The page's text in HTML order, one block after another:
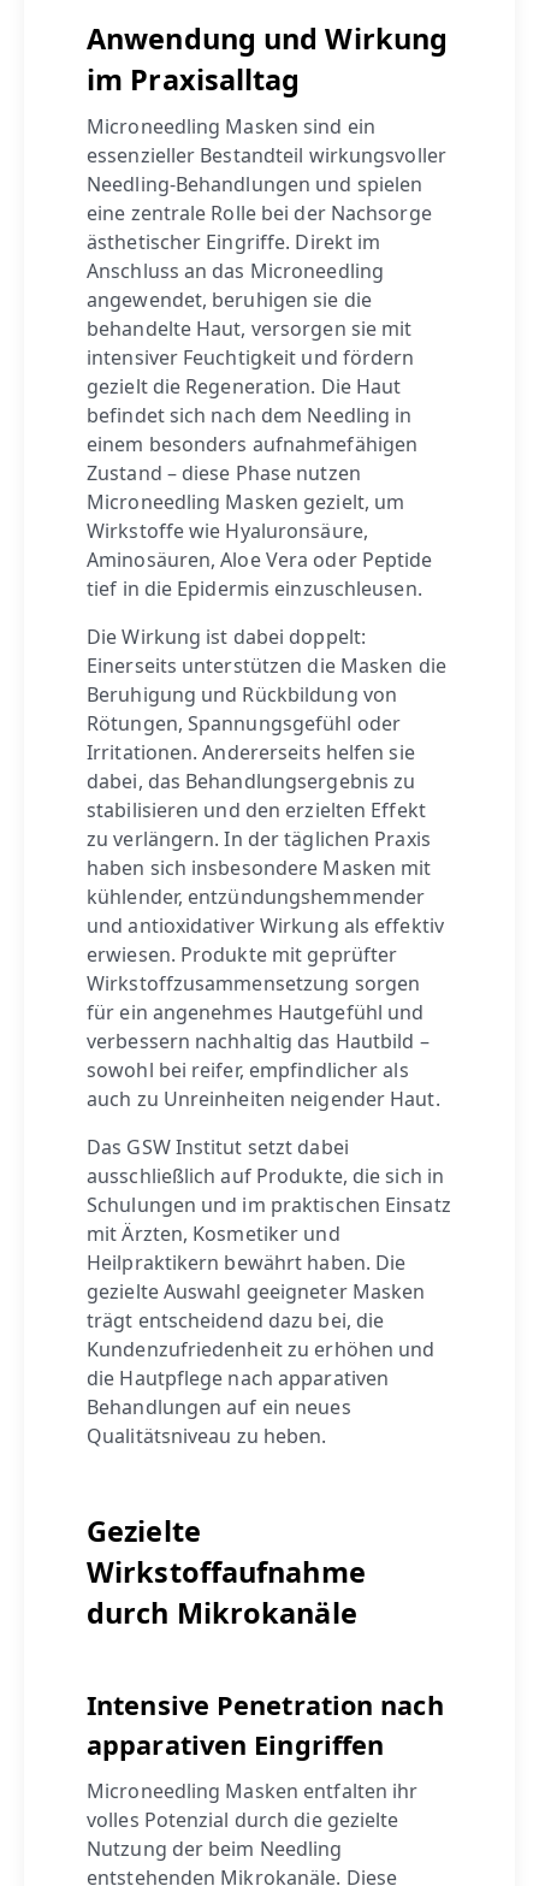
Anwendung und Wirkung
im Praxisalltag
Microneedling Masken sind ein
essenzieller Bestandteil wirkungsvoller
Needling-Behandlungen und spielen
eine zentrale Rolle bei der Nachsorge
ästhetischer Eingriffe. Direkt im
Anschluss an das Microneedling
angewendet, beruhigen sie die
behandelte Haut, versorgen sie mit
intensiver Feuchtigkeit und fördern
gezielt die Regeneration. Die Haut
befindet sich nach dem Needling in
einem besonders aufnahmefähigen
Zustand – diese Phase nutzen
Microneedling Masken gezielt, um
Wirkstoffe wie Hyaluronsäure,
Aminosäuren, Aloe Vera oder Peptide
tief in die Epidermis einzuschleusen.
Die Wirkung ist dabei doppelt:
Einerseits unterstützen die Masken die
Beruhigung und Rückbildung von
Rötungen, Spannungsgefühl oder
Irritationen. Andererseits helfen sie
dabei, das Behandlungsergebnis zu
stabilisieren und den erzielten Effekt
zu verlängern. In der täglichen Praxis
haben sich insbesondere Masken mit
kühlender, entzündungshemmender
und antioxidativer Wirkung als effektiv
erwiesen. Produkte mit geprüfter
Wirkstoffzusammensetzung sorgen
für ein angenehmes Hautgefühl und
verbessern nachhaltig das Hautbild –
sowohl bei reifer, empfindlicher als
auch zu Unreinheiten neigender Haut.
Das GSW Institut setzt dabei
ausschließlich auf Produkte, die sich in
Schulungen und im praktischen Einsatz
mit Ärzten, Kosmetiker und
Heilpraktikern bewährt haben. Die
gezielte Auswahl geeigneter Masken
trägt entscheidend dazu bei, die
Kundenzufriedenheit zu erhöhen und
die Hautpflege nach apparativen
Behandlungen auf ein neues
Qualitätsniveau zu heben.
Gezielte
Wirkstoffaufnahme
durch Mikrokanäle
Intensive Penetration nach
apparativen Eingriffen
Microneedling Masken entfalten ihr
volles Potenzial durch die gezielte
Nutzung der beim Needling
entstehenden Mikrokanäle. Diese